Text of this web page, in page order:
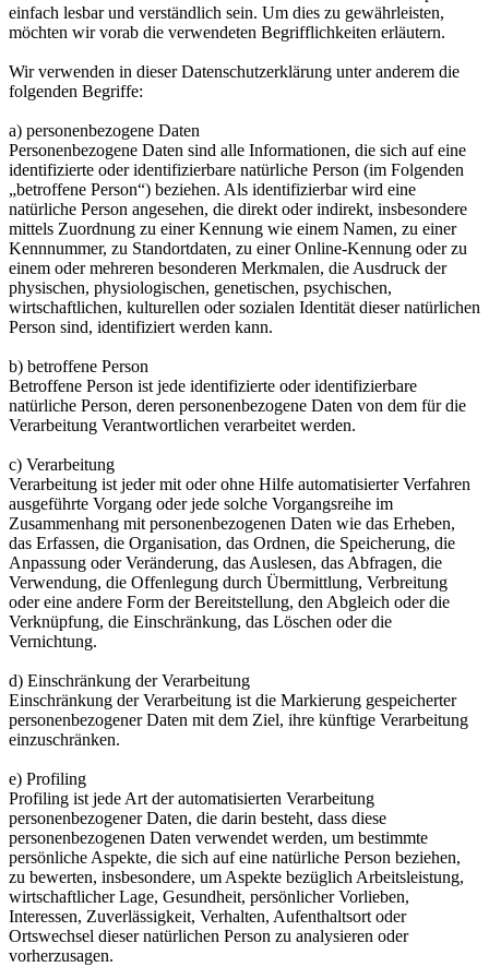
einfach lesbar und verständlich sein. Um dies zu gewährleisten,
möchten wir vorab die verwendeten Begrifflichkeiten erläutern.
Wir verwenden in dieser Datenschutzerklärung unter anderem die
folgenden Begriffe:
a) personenbezogene Daten
Personenbezogene Daten sind alle Informationen, die sich auf eine
identifizierte oder identifizierbare natürliche Person (im Folgenden
„betroffene Person“) beziehen. Als identifizierbar wird eine
natürliche Person angesehen, die direkt oder indirekt, insbesondere
mittels Zuordnung zu einer Kennung wie einem Namen, zu einer
Kennnummer, zu Standortdaten, zu einer Online-Kennung oder zu
einem oder mehreren besonderen Merkmalen, die Ausdruck der
physischen, physiologischen, genetischen, psychischen,
wirtschaftlichen, kulturellen oder sozialen Identität dieser natürlichen
Person sind, identifiziert werden kann.
b) betroffene Person
Betroffene Person ist jede identifizierte oder identifizierbare
natürliche Person, deren personenbezogene Daten von dem für die
Verarbeitung Verantwortlichen verarbeitet werden.
c) Verarbeitung
Verarbeitung ist jeder mit oder ohne Hilfe automatisierter Verfahren
ausgeführte Vorgang oder jede solche Vorgangsreihe im
Zusammenhang mit personenbezogenen Daten wie das Erheben,
das Erfassen, die Organisation, das Ordnen, die Speicherung, die
Anpassung oder Veränderung, das Auslesen, das Abfragen, die
Verwendung, die Offenlegung durch Übermittlung, Verbreitung
oder eine andere Form der Bereitstellung, den Abgleich oder die
Verknüpfung, die Einschränkung, das Löschen oder die
Vernichtung.
d) Einschränkung der Verarbeitung
Einschränkung der Verarbeitung ist die Markierung gespeicherter
personenbezogener Daten mit dem Ziel, ihre künftige Verarbeitung
einzuschränken.
e) Profiling
Profiling ist jede Art der automatisierten Verarbeitung
personenbezogener Daten, die darin besteht, dass diese
personenbezogenen Daten verwendet werden, um bestimmte
persönliche Aspekte, die sich auf eine natürliche Person beziehen,
zu bewerten, insbesondere, um Aspekte bezüglich Arbeitsleistung,
wirtschaftlicher Lage, Gesundheit, persönlicher Vorlieben,
Interessen, Zuverlässigkeit, Verhalten, Aufenthaltsort oder
Ortswechsel dieser natürlichen Person zu analysieren oder
vorherzusagen.